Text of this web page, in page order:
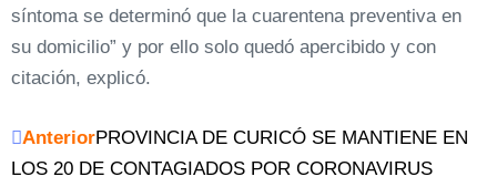
síntoma se determinó que la cuarentena preventiva en
su domicilio” y por ello solo quedó apercibido y con
citación, explicó.
AnteriorPROVINCIA DE CURICÓ SE MANTIENE EN
LOS 20 DE CONTAGIADOS POR CORONAVIRUS